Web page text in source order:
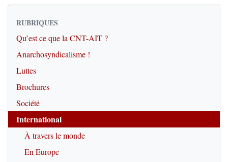
RUBRIQUES
Qu’est ce que la CNT-AIT ?
Anarchosyndicalisme !
Luttes
Brochures
Société
International
À travers le monde
En Europe